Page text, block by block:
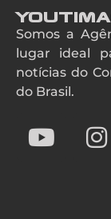
Somos a
lugar ideal
notícias do
do Brasil.